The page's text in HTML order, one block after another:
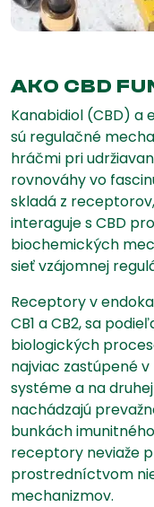
AKO CBD
Kanabidiol (CBD) a
sú regulačné
hráčmi pri
rovnováhy vo
skladá z
interaguje s CBD
biochemických
sieť vzájomnej
Receptory v
CB1 a CB2, sa
biologických
najviac zastúpené
systéme a na
nachádzajú
bunkách
receptory neviaže
prostredníctvom
mechanizmov.